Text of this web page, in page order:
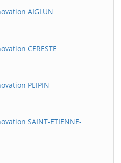
AIGLUN
CERESTE
PEIPIN
SAINT-ETIENNE-